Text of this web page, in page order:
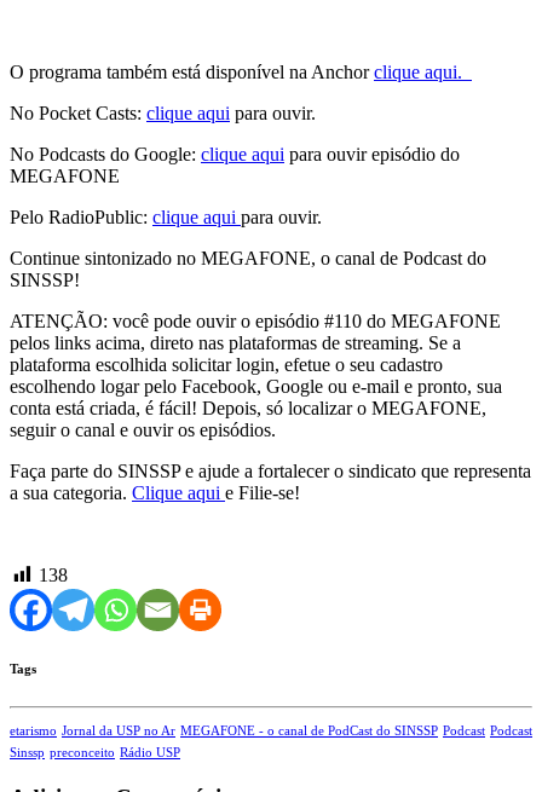
O programa também está disponível na Anchorclique aqui.
No Pocket Casts: clique aqui para ouvir.
No Podcasts do Google: clique aqui para ouvir episódio do
MEGAFONE
Pelo RadioPublic: clique aqui para ouvir.
Continue sintonizado no MEGAFONE, o canal de Podcast do
SINSSP!
ATENÇÃO: você pode ouvir o episódio #110 do MEGAFONE
pelos links acima, direto nas plataformas de streaming. Se a
plataforma escolhida solicitar login, efetue o seu cadastro
escolhendo logar pelo Facebook, Google ou e-mail e pronto, sua
conta está criada, é fácil! Depois, só localizar o MEGAFONE,
seguir o canal e ouvir os episódios.
Faça parte do SINSSP e ajude a fortalecer o sindicato que representa
a sua categoria. Clique aqui e Filie-se!
138
Tags
etarismo Jornal da USP no Ar MEGAFONE - o canal de PodCast do SINSSP Podcast Podcast
Sinssp preconceito Rádio USP